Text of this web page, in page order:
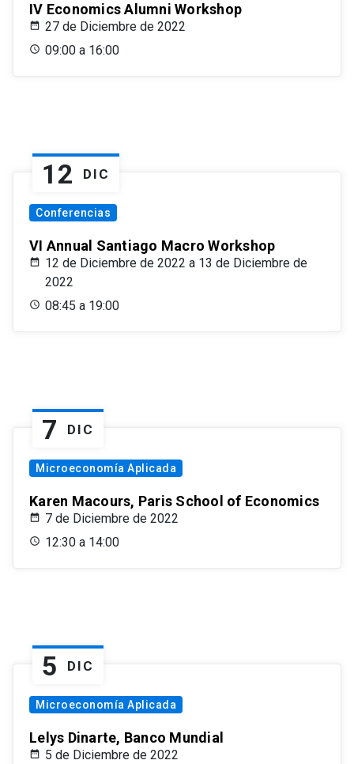
IV Economics Alumni Workshop
27 de Diciembre de 2022
09:00 a 16:00
12 DIC
Conferencias
VI Annual Santiago Macro Workshop
12 de Diciembre de 2022 a 13 de Diciembre de
2022
08:45 a 19:00
7 DIC
Microeconomía Aplicada
Karen Macours, Paris School of Economics
7 de Diciembre de 2022
12:30 a 14:00
5 DIC
Microeconomía Aplicada
Lelys Dinarte, Banco Mundial
5 de Diciembre de 2022